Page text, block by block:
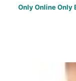
Only Online Only